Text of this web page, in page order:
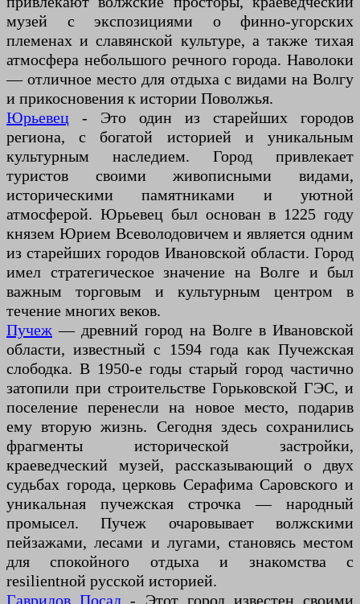
музей с экспозициями о финно-угорских
племенах и славянской культуре, а также тихая
атмосфера небольшого речного города. Наволоки
— отличное место для отдыха с видами на Волгу
и прикосновения к истории Поволжья.
Юрьевец - Это один из старейших городов
региона, с богатой историей и уникальным
культурным наследием. Город привлекает
туристов своими живописными видами,
историческими памятниками и уютной
атмосферой. Юрьевец был основан в 1225 году
князем Юрием Всеволодовичем и является одним
из старейших городов Ивановской области. Город
имел стратегическое значение на Волге и был
важным торговым и культурным центром в
течение многих веков.
Пучеж — древний город на Волге в Ивановской
области, известный с 1594 года как Пучежская
слободка. В 1950-е годы старый город частично
затопили при строительстве Горьковской ГЭС, и
поселение перенесли на новое место, подарив
ему вторую жизнь. Сегодня здесь сохранились
фрагменты исторической застройки,
краеведческий музей, рассказывающий о двух
судьбах города, церковь Серафима Саровского и
уникальная пучежская строчка — народный
промысел. Пучеж очаровывает волжскими
пейзажами, лесами и лугами, становясь местом
для спокойного отдыха и знакомства с
resilientной русской историей.
Гаврилов Посад - Этот город известен своими